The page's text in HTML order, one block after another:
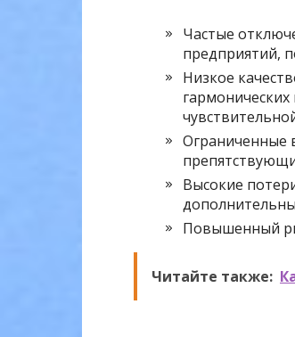
Частые
предприятий,
Низкое
гармонических
Ограниченные
Высокие
Повышенный
Читайте также: